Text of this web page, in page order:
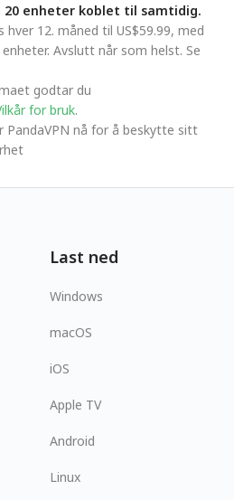
enheter koblet til samtidig.
12. måned til US$59.99, med
Avslutt når som helst. Se
godtar du
for bruk.
PandaVPN nå for å beskytte sitt
Last ned
Windows
macOS
iOS
Apple TV
Android
Linux